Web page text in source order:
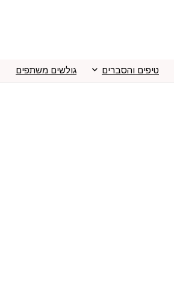
טיפים והסברים גולשים משתפים